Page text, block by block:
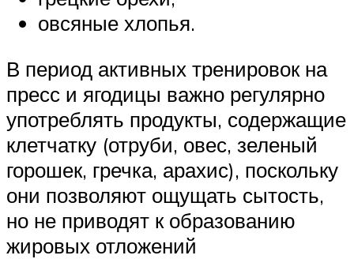
овсяные хлопья.
В период активных тренировок на
пресс и ягодицы важно регулярно
употреблять продукты, содержащие
клетчатку (отруби, овес, зеленый
горошек, гречка, арахис), поскольку
они позволяют ощущать сытость,
но не приводят к образованию
жировых отложений